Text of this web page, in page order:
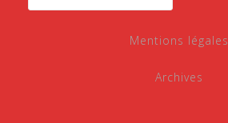
Mentions légales
Archives